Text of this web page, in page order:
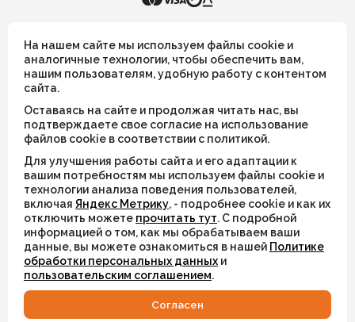
ИЗБРАННОЕ
Все украшения носят символический смысл и не имеют
целительных или иных магических свойств
ИП Шахрай Светлана Михайловна
ИНН 263500194811
ОГРН 305263515900181
© 2026
Разработка сайтаWEBELEMENT
На нашем сайте мы используем файлы cookie и
аналогичные технологии, чтобы обеспечить вам,
нашим пользователям, удобную работу с контентом
сайта.
Оставаясь на сайте и продолжая читать нас, вы
подтверждаете свое согласие на использование
файлов cookie в соответствии с политикой.
Для улучшения работы сайта и его адаптации к
вашим потребностям мы используем файлы cookie и
технологии анализа поведения пользователей,
включая Яндекс Метрику, - подробнее cookie и как их
отключить можете прочитать тут. С подробной
информацией о том, как мы обрабатываем ваши
данные, вы можете ознакомиться в нашей Политике
обработки персональных данных и
пользовательским соглашением.
Cогласен